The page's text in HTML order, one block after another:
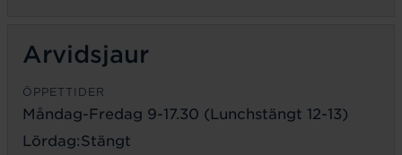
Arvidsjaur
ÖPPETTIDER
Måndag-Fredag 9-17.30 (Lunchstängt 12-13)
Lördag:Stängt